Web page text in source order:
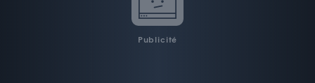
Publicité